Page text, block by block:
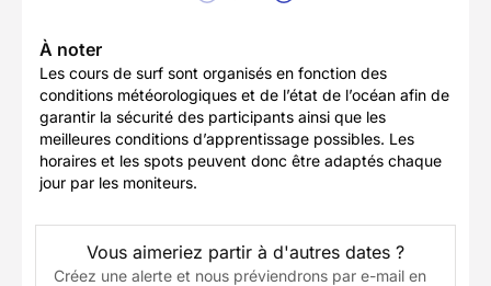
À noter
Les cours de surf sont organisés en fonction des
conditions météorologiques et de l’état de l’océan afin de
garantir la sécurité des participants ainsi que les
meilleures conditions d’apprentissage possibles. Les
horaires et les spots peuvent donc être adaptés chaque
jour par les moniteurs.
Vous aimeriez partir à d'autres dates ?
Créez une alerte et nous préviendrons par e-mail en